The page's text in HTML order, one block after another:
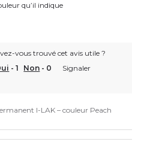
qu’il indique
vous trouvé cet avis utile ?
-1 Non - 0 Signaler
I-LAK – couleur Peach